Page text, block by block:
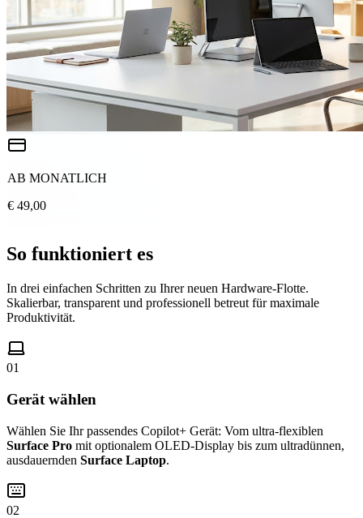
AB MONATLICH
€ 49,00
So funktioniert es
In drei einfachen Schritten zu Ihrer neuen Hardware-Flotte.
Skalierbar, transparent und professionell betreut für maximale
Produktivität.
01
Gerät wählen
Wählen Sie Ihr passendes Copilot+ Gerät: Vom ultra-flexiblen
Surface Pro mit optionalem OLED-Display bis zum ultradünnen,
ausdauernden Surface Laptop.
02